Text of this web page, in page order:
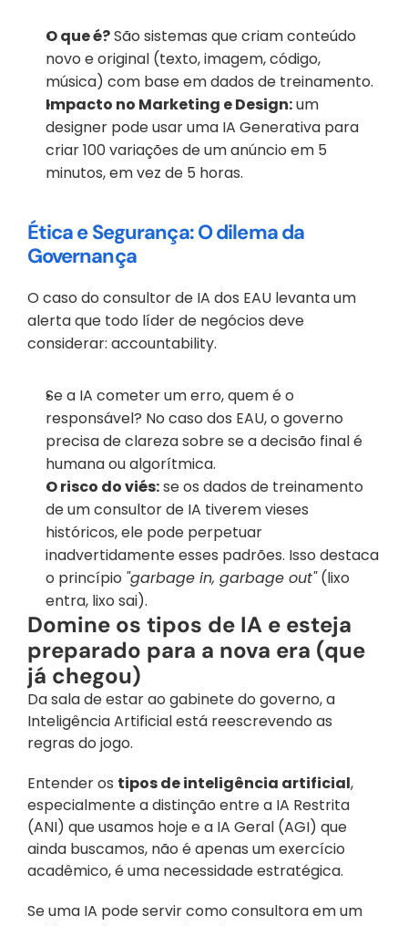
O que é? São sistemas que criam conteúdo
novo e original (texto, imagem, código,
música) com base em dados de treinamento.
Impacto no Marketing e Design: um
designer pode usar uma IA Generativa para
criar 100 variações de um anúncio em 5
minutos, em vez de 5 horas.
Ética e Segurança: O dilema da
Governança
O caso do consultor de IA dos EAU levanta um
alerta que todo líder de negócios deve
considerar: accountability.
Se a IA cometer um erro, quem é o
responsável? No caso dos EAU, o governo
precisa de clareza sobre se a decisão final é
humana ou algorítmica.
O risco do viés: se os dados de treinamento
de um consultor de IA tiverem vieses
históricos, ele pode perpetuar
inadvertidamente esses padrões. Isso destaca
o princípio "garbage in, garbage out" (lixo
entra, lixo sai).
Domine os tipos de IA e esteja
preparado para a nova era (que
já chegou)
Da sala de estar ao gabinete do governo, a
Inteligência Artificial está reescrevendo as
regras do jogo.
Entender os tipos de inteligência artificial,
especialmente a distinção entre a IA Restrita
(ANI) que usamos hoje e a IA Geral (AGI) que
ainda buscamos, não é apenas um exercício
acadêmico, é uma necessidade estratégica.
Se uma IA pode servir como consultora em um